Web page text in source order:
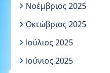
Νοέμβριος 2025
Οκτώβριος 2025
Ιούλιος 2025
Ιούνιος 2025